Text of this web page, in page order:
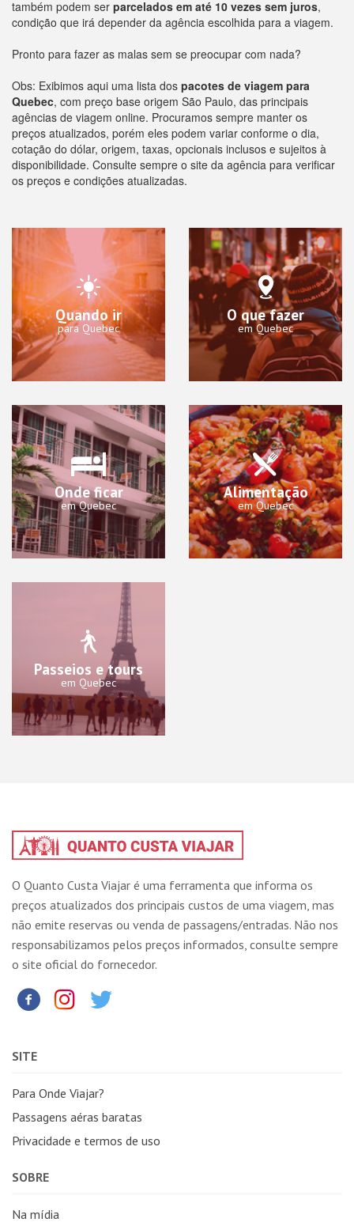
também podem ser parcelados em até 10 vezes sem juros,
condição que irá depender da agência escolhida para a viagem.
Pronto para fazer as malas sem se preocupar com nada?
Obs: Exibimos aqui uma lista dos pacotes de viagem para
Quebec, com preço base origem São Paulo, das principais
agências de viagem online. Procuramos sempre manter os
preços atualizados, porém eles podem variar conforme o dia,
cotação do dólar, origem, taxas, opcionais inclusos e sujeitos à
disponibilidade. Consulte sempre o site da agência para verificar
os preços e condições atualizadas.
Quando ir
para Quebec
O que fazer
em Quebec
Onde ficar
em Quebec
Alimentação
em Quebec
Passeios e tours
em Quebec
O Quanto Custa Viajar é uma ferramenta que informa os
preços atualizados dos principais custos de uma viagem, mas
não emite reservas ou venda de passagens/entradas. Não nos
responsabilizamos pelos preços informados, consulte sempre
o site oficial do fornecedor.
SITE
Para Onde Viajar?
Passagens aéras baratas
Privacidade e termos de uso
SOBRE
Na mídia